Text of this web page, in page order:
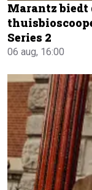
Marantz biedt
Series 2
06 aug, 16:00